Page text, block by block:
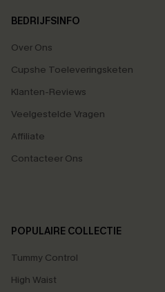
BEDRIJFSINFO
Over Ons
Cupshe Toeleveringsketen
Klanten-Reviews
Veelgestelde Vragen
Affiliate
Contacteer Ons
POPULAIRE COLLECTIE
Tummy Control
High Waist